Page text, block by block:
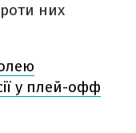
них
у плей-офф